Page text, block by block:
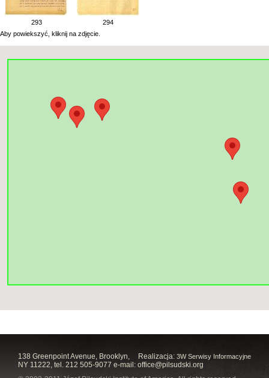
293
294
Aby powiekszyć, kliknij na zdjęcie.
Realizacja: 3W Serwisy Informacyjne
138 Greenpoint Avenue, Brooklyn,
NY 11222, tel. 212 505-9077 e-mail: office@pilsudski.org